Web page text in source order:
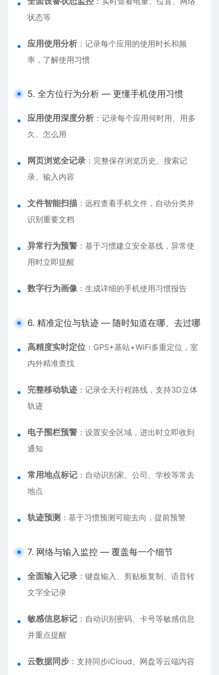
状态等
应用使用分析 ：记录每个应用的使用时长和频
率，了解使用习惯
5. 全方位行为分析 — 更懂手机使用习惯
应用使用深度分析 ：记录每个应用何时用、用多
久、怎么用
网页浏览全记录 ：完整保存浏览历史、搜索记
录、输入内容
文件智能扫描 ：远程查看手机文件，自动分类并
识别重要文档
异常行为预警 ：基于习惯建立安全基线，异常使
用时立即提醒
数字行为画像：生成详细的手机使用习惯报告
6. 精准定位与轨迹 — 随时知道在哪、去过哪
高精度实时定位 ：GPS+基站+WiFi多重定位，室
内外精准查找
完整移动轨迹 ：记录全天行程路线，支持3D立体
轨迹
电子围栏预警 ：设置安全区域，进出时立即收到
通知
常用地点标记 ：自动识别家、公司、学校等常去
地点
轨迹预测 ：基于习惯预测可能去向，提前预警
7. 网络与输入监控 — 覆盖每一个细节
全面输入记录 ：键盘输入、剪贴板复制、语音转
文字全记录
敏感信息标记 ：自动识别密码、卡号等敏感信息
并重点提醒
云数据同步 ：支持同步iCloud、网盘等云端内容